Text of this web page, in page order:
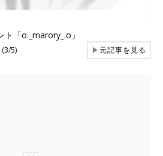
「o._marory_.o」
(3/5) ▶元記事を見る